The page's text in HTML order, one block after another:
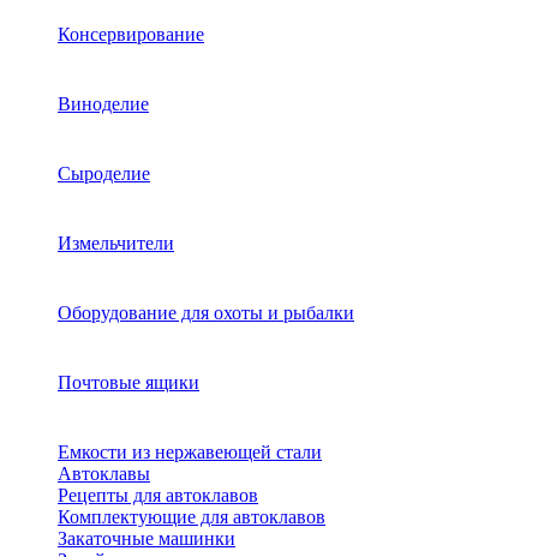
Консервирование
Виноделие
Сыроделие
Измельчители
Оборудование для охоты и рыбалки
Почтовые ящики
Емкости из нержавеющей стали
Автоклавы
Рецепты для автоклавов
Комплектующие для автоклавов
Закаточные машинки